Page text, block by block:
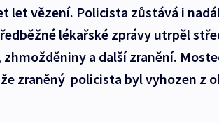
let vězení. Policista zůstává i
lékařské zprávy utrpěl
a další zranění.
zraněný policista byl vyhozen z